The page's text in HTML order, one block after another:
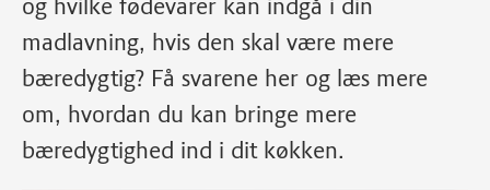
og hvilke fødevarer kan indgå i din
madlavning, hvis den skal være mere
bæredygtig? Få svarene her og læs mere
om, hvordan du kan bringe mere
bæredygtighed ind i dit køkken.